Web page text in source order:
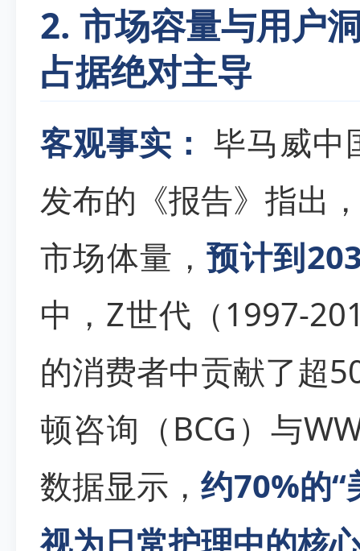
2. 市场容量与用户
占据绝对主导
客观事实： 毕马威中
发布的《报告》指出
市场体量，预计到
中，Z世代（1997-
的消费者中贡献了超
顿咨询（BCG）与
数据显示，约70%的“